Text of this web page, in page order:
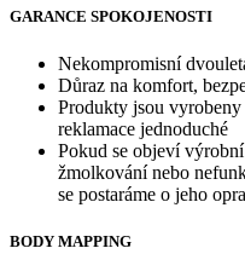
GARANCE SPOKOJENOSTI
Nekompromisní
Důraz na komfort,
Produkty jsou
reklamace jednoduché
Pokud se objeví
žmolkování nebo
se postaráme o jeho
BODY MAPPING